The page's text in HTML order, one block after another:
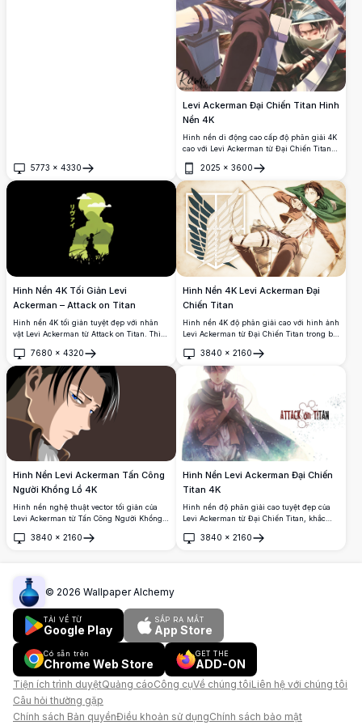
5773 × 4330
Mở
Levi Ackerman Đại Chiến Titan Hình
Nền 4K
Hình nền di động cao cấp độ phân giải 4K
cao với Levi Ackerman từ Đại Chiến Titan
trong nhiều cảnh động. Tác phẩm nghệ
thuật phong cách collage trưng bày người
lính mạnh nhất nhân loại với thiết bị ODM
và lưỡi kiếm đặc trưng qua các tư thế
hành động khác nhau cho màn hình điện
thoại.
2025 × 3600
Mở
Hình Nền 4K Tối Giản Levi
Ackerman – Attack on Titan
Hình nền 4K tối giản tuyệt đẹp với nhân
vật Levi Ackerman từ Attack on Titan. Thiết
nổi bật hình ảnh Levi cầm kiếm, bao
quanh bởi phong cảnh thơ mộng trong
hình dạng hồ sơ mang tính biểu tượng của
anh ấy.
7680 × 4320
Mở
Hình Nền 4K Levi Ackerman Đại
Chiến Titan
Hình nền 4K độ phân giải cao với hình ảnh
Levi Ackerman từ Đại Chiến Titan trong bộ
thoại, vung đôi kiếm với biểu tượng Đôi
Cánh Tự Do ở phía sau.
3840 × 2160
Mở
Hình Nền Levi Ackerman Tấn Công
Người Khổng Lồ 4K
Hình nền nghệ thuật vector tối giản của
Levi Ackerman từ Tấn Công Người Khổng
mái tóc đen đặc trưng trong tư thế nhìn
3840 × 2160
Mở
Hình Nền Levi Ackerman Đại Chiến
Titan 4K
Hình nền độ phân giải cao tuyệt đẹp của
Levi Ackerman từ Đại Chiến Titan, khắc
Đoàn Trinh Sát trong chiếc áo choàng đặc
3840 × 2160
Mở
© 2026 Wallpaper Alchemy
TẢI VỀ TỪ
Google Play
SẮP RA MẮT
App Store
Có sẵn trên
Chrome Web Store
GET THE
ADD-ON
Tiện ích trình duyệtQuảng cáoCông cụVề chúng tôiLiên hệ với chúng tôi
Câu hỏi thường gặp
Chính sách Bản quyềnĐiều khoản sử dụngChính sách bảo mật